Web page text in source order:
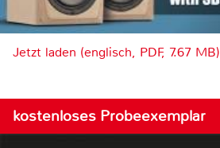
Jetzt laden (englisch, PDF, 7.67 MB)
kostenloses Probeexemplar